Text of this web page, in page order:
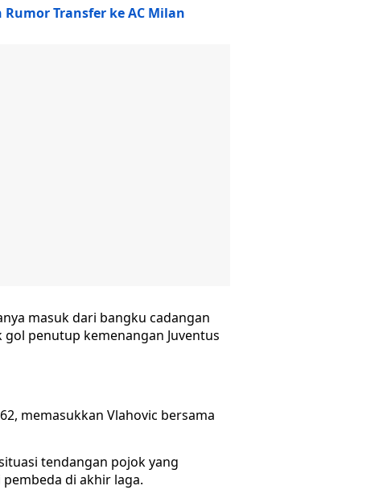
Transfer ke AC Milan
masuk dari bangku cadangan
penutup kemenangan Juventus
memasukkan Vlahovic bersama
tendangan pojok yang
di akhir laga.